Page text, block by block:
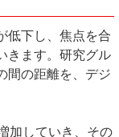
低下し、焦点を合
きます。研究グル
間の距離を、デジ
加していき、その